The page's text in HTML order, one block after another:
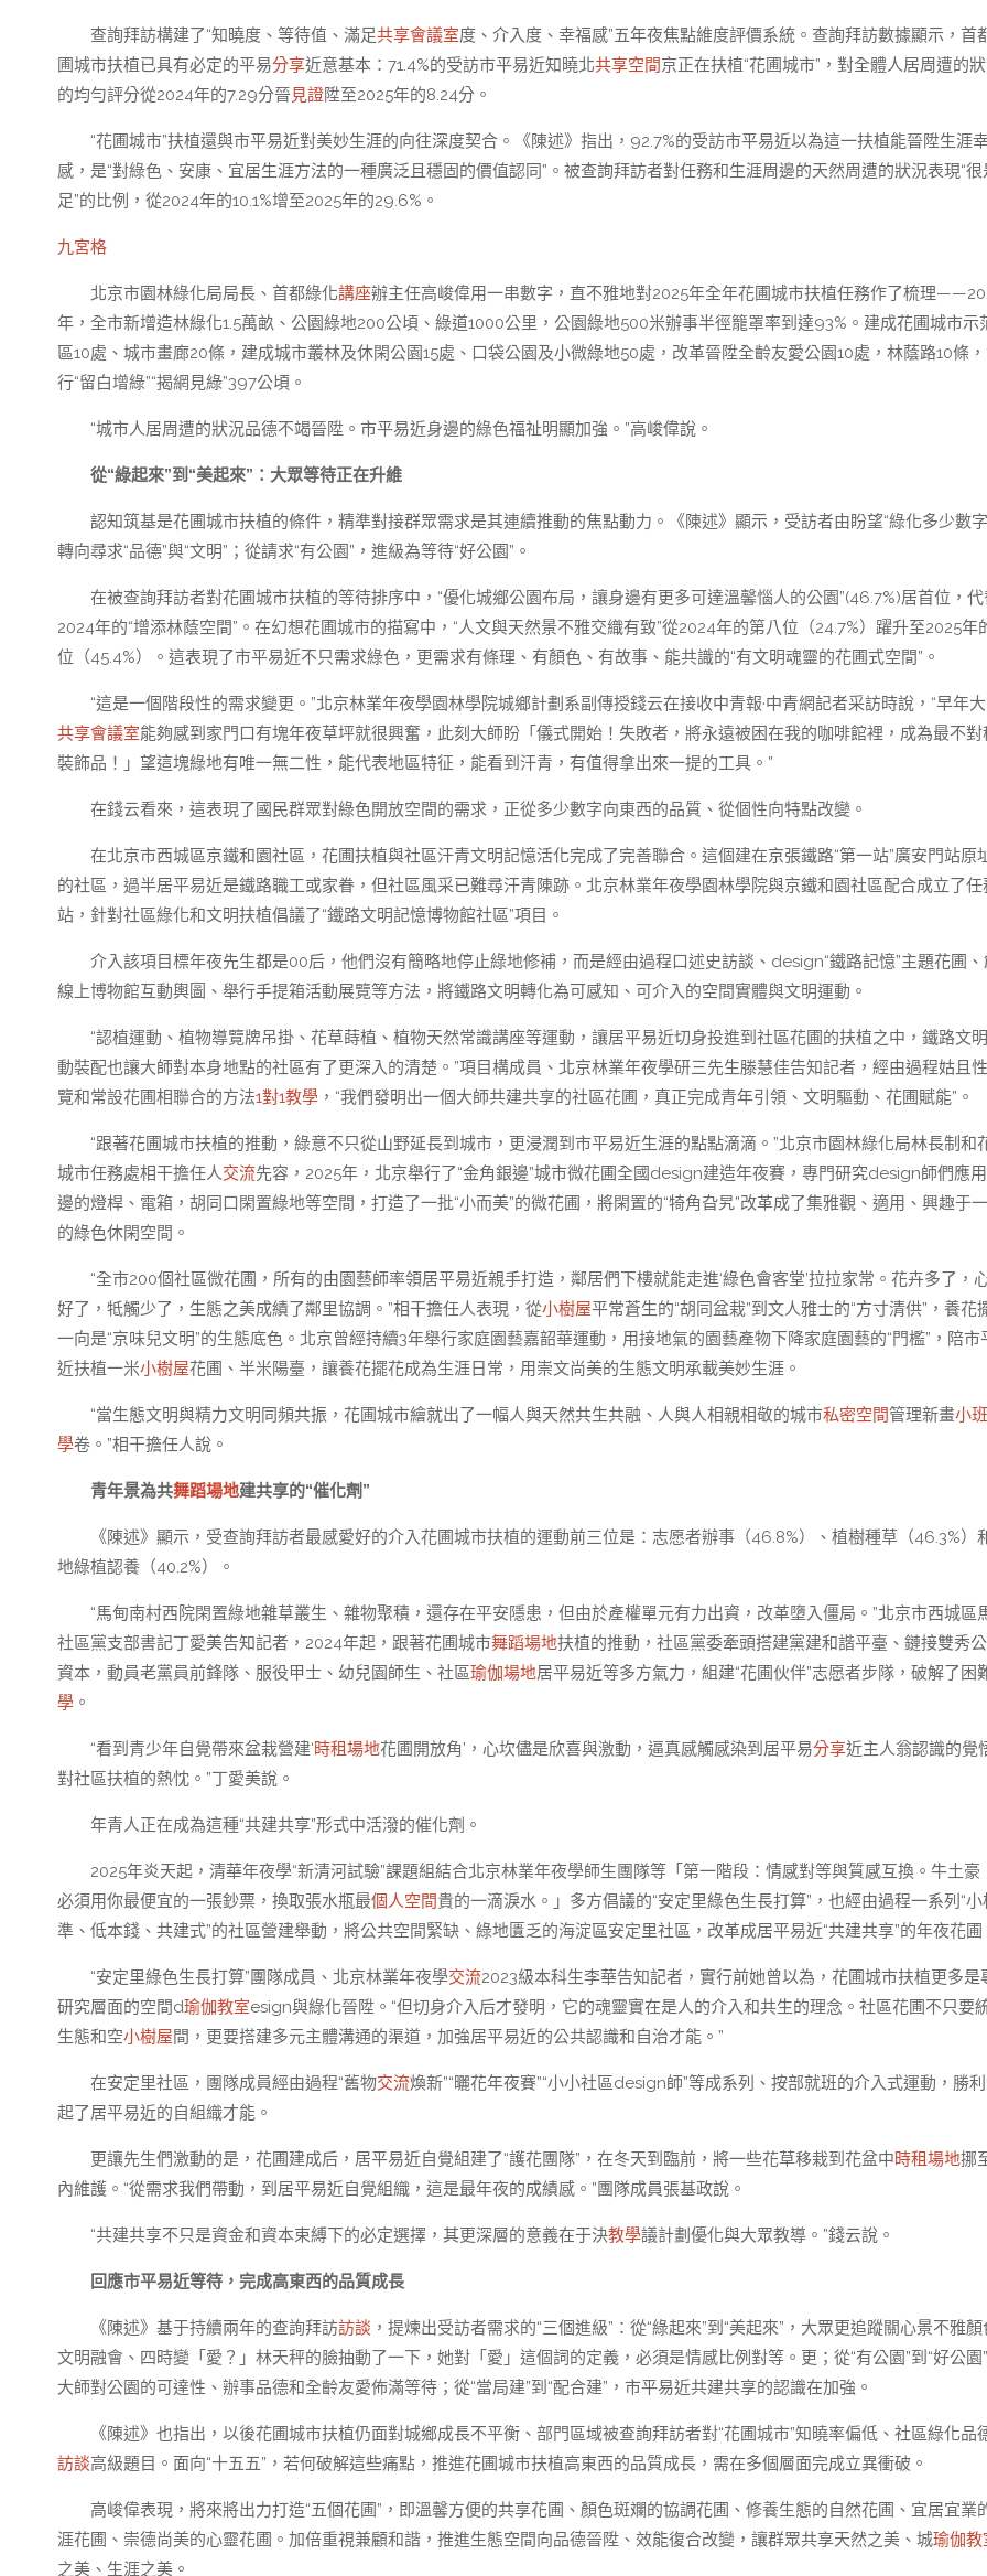
查詢拜訪構建了“知曉度、等待值、滿足共享會議室度、介入度、幸福感”五年夜焦點維度評價系統。查詢拜訪數據顯示，首
圃城市扶植已具有必定的平易分享近意基本：71.4%的受訪市平易近知曉北共享空間京正在扶植“花圃城市”，對全體人居周遭的
的均勻評分從2024年的7.29分晉見證陞至2025年的8.24分。
“花圃城市”扶植還與市平易近對美妙生涯的向往深度契合。《陳述》指出，92.7%的受訪市平易近以為這一扶植能晉陞生涯
感，是“對綠色、安康、宜居生涯方法的一種廣泛且穩固的價值認同”。被查詢拜訪者對任務和生涯周邊的天然周遭的狀況表現“很
足”的比例，從2024年的10.1%增至2025年的29.6%。
九宮格
北京市園林綠化局局長、首都綠化講座辦主任高峻偉用一串數字，直不雅地對2025年全年花圃城市扶植任務作了梳理
年，全市新增造林綠化1.5萬畝、公園綠地200公頃、綠道1000公里，公園綠地500米辦事半徑籠罩率到達93%。建成花圃城市示
區10處、城市畫廊20條，建成城市叢林及休閑公園15處、口袋公園及小微綠地50處，改革晉陞全齡友愛公園10處，林蔭路10條
行“留白增綠”“揭網見綠”397公頃。
“城市人居周遭的狀況品德不竭晉陞。市平易近身邊的綠色福祉明顯加強。”高峻偉說。
從“綠起來”到“美起來”：大眾等待正在升維
認知筑基是花圃城市扶植的條件，精準對接群眾需求是其連續推動的焦點動力。《陳述》顯示，受訪者由盼望“綠化多少數字
轉向尋求“品德”與“文明”；從請求“有公園”，進級為等待“好公園”。
在被查詢拜訪者對花圃城市扶植的等待排序中，“優化城鄉公園布局，讓身邊有更多可達溫馨惱人的公園”(46.7%)居首位，代
2024年的“增添林蔭空間”。在幻想花圃城市的描寫中，“人文與天然景不雅交織有致”從2024年的第八位（24.7%）躍升至2025年
位（45.4%）。這表現了市平易近不只需求綠色，更需求有條理、有顏色、有故事、能共識的“有文明魂靈的花圃式空間”。
“這是一個階段性的需求變更。”北京林業年夜學園林學院城鄉計劃系副傳授錢云在接收中青報·中青網記者采訪時說，“早年
共享會議室能夠感到家門口有塊年夜草坪就很興奮，此刻大師盼「儀式開始！失敗者，將永遠被困在我的咖啡館裡，成為最不對
裝飾品！」望這塊綠地有唯一無二性，能代表地區特征，能看到汗青，有值得拿出來一提的工具。”
在錢云看來，這表現了國民群眾對綠色開放空間的需求，正從多少數字向東西的品質、從個性向特點改變。
在北京市西城區京鐵和園社區，花圃扶植與社區汗青文明記憶活化完成了完善聯合。這個建在京張鐵路“第一站”廣安門站原
的社區，過半居平易近是鐵路職工或家眷，但社區風采已難尋汗青陳跡。北京林業年夜學園林學院與京鐵和園社區配合成立了任
站，針對社區綠化和文明扶植倡議了“鐵路文明記憶博物館社區”項目。
介入該項目標年夜先生都是00后，他們沒有簡略地停止綠地修補，而是經由過程口述史訪談、design“鐵路記憶”主題花圃、
線上博物館互動輿圖、舉行手提箱活動展覽等方法，將鐵路文明轉化為可感知、可介入的空間實體與文明運動。
“認植運動、植物導覽牌吊掛、花草蒔植、植物天然常識講座等運動，讓居平易近切身投進到社區花圃的扶植之中，鐵路文
動裝配也讓大師對本身地點的社區有了更深入的清楚。”項目構成員、北京林業年夜學研三先生滕慧佳告知記者，經由過程姑且
覽和常設花圃相聯合的方法1對1教學 ，“我們發明出一個大師共建共享的社區花圃，真正完成青年引領、文明驅動、花圃賦能”。
“跟著花圃城市扶植的推動，綠意不只從山野延長到城市，更浸潤到市平易近生涯的點點滴滴。”北京市園林綠化局林長制和
城市任務處相干擔任人交流先容，2025年，北京舉行了“金角銀邊”城市微花圃全國design建造年夜賽，專門研究design師們應
邊的燈桿、電箱，胡同口閑置綠地等空間，打造了一批“小而美”的微花圃，將閑置的“犄角旮旯”改革成了集雅觀、適用、興趣于
的綠色休閑空間。
“全市200個社區微花圃，所有的由園藝師率領居平易近親手打造，鄰居們下樓就能走進‘綠色會客堂’拉拉家常。花卉多了，
好了，牴觸少了，生態之美成績了鄰里協調。”相干擔任人表現，從小樹屋平常蒼生的“胡同盆栽”到文人雅士的“方寸清供”，養花
一向是“京味兒文明”的生態底色。北京曾經持續3年舉行家庭園藝嘉韶華運動，用接地氣的園藝產物下降家庭園藝的“門檻”，陪市
近扶植一米小樹屋花圃、半米陽臺，讓養花擺花成為生涯日常，用崇文尚美的生態文明承載美妙生涯。
“當生態文明與精力文明同頻共振，花圃城市繪就出了一幅人與天然共生共融、人與人相親相敬的城市私密空間管理新畫小
學卷。”相干擔任人說。
青年景為共舞蹈場地建共享的“催化劑”
《陳述》顯示，受查詢拜訪者最感愛好的介入花圃城市扶植的運動前三位是：志愿者辦事（46.8%）、植樹種草（46.3%）
地綠植認養（40.2%）。
“馬甸南村西院閑置綠地雜草叢生、雜物聚積，還存在平安隱患，但由於產權單元有力出資，改革墮入僵局。”北京市西城區
社區黨支部書記丁愛美告知記者，2024年起，跟著花圃城市舞蹈場地扶植的推動，社區黨委牽頭搭建黨建和諧平臺、鏈接雙秀
資本，動員老黨員前鋒隊、服役甲士、幼兒園師生、社區瑜伽場地居平易近等多方氣力，組建“花圃伙伴”志愿者步隊，破解了困
學 。
“看到青少年自覺帶來盆栽營建‘時租場地花圃開放角’，心坎儘是欣喜與激動，逼真感觸感染到居平易分享近主人翁認識的覺
對社區扶植的熱忱。”丁愛美說。
年青人正在成為這種“共建共享”形式中活潑的催化劑。
2025年炎天起，清華年夜學“新清河試驗”課題組結合北京林業年夜學師生團隊等「第一階段：情感對等與質感互換。牛土豪
必須用你最便宜的一張鈔票，換取張水瓶最個人空間貴的一滴淚水。」多方倡議的“安定里綠色生長打算”，也經由過程一系列“小
準、低本錢、共建式”的社區營建舉動，將公共空間緊缺、綠地匱乏的海淀區安定里社區，改革成居平易近“共建共享”的年夜花圃
“安定里綠色生長打算”團隊成員、北京林業年夜學交流2023級本科生李華告知記者，實行前她曾以為，花圃城市扶植更多是
研究層面的空間d瑜伽教室esign與綠化晉陞。“但切身介入后才發明，它的魂靈實在是人的介入和共生的理念。社區花圃不只要
生態和空小樹屋間，更要搭建多元主體溝通的渠道，加強居平易近的公共認識和自治才能。”
在安定里社區，團隊成員經由過程“舊物交流煥新”“曬花年夜賽”“小小社區design師”等成系列、按部就班的介入式運動，勝
起了居平易近的自組織才能。
更讓先生們激動的是，花圃建成后，居平易近自覺組建了“護花團隊”，在冬天到臨前，將一些花草移栽到花盆中時租場地挪
內維護。“從需求我們帶動，到居平易近自覺組織，這是最年夜的成績感。”團隊成員張基政說。
“共建共享不只是資金和資本束縛下的必定選擇，其更深層的意義在于決教學議計劃優化與大眾教導。”錢云說。
回應市平易近等待，完成高東西的品質成長
《陳述》基于持續兩年的查詢拜訪訪談 ，提煉出受訪者需求的“三個進級”：從“綠起來”到“美起來”，大眾更追蹤關心景不雅顏
文明融會、四時變「愛？」林天秤的臉抽動了一下，她對「愛」這個詞的定義，必須是情感比例對等。更；從“有公園”到“好公園”
大師對公園的可達性、辦事品德和全齡友愛佈滿等待；從“當局建”到“配合建”，市平易近共建共享的認識在加強。
《陳述》也指出，以後花圃城市扶植仍面對城鄉成長不平衡、部門區域被查詢拜訪者對“花圃城市”知曉率偏低、社區綠化品
訪談高級題目。面向“十五五”，若何破解這些痛點，推進花圃城市扶植高東西的品質成長，需在多個層面完成立異衝破。
高峻偉表現，將來將出力打造“五個花圃”，即溫馨方便的共享花圃、顏色斑斕的協調花圃、修養生態的自然花圃、宜居宜業
涯花圃、崇德尚美的心靈花圃。加倍重視兼顧和諧，推進生態空間向品德晉陞、效能復合改變，讓群眾共享天然之美、城瑜伽教
之美、生涯之美。